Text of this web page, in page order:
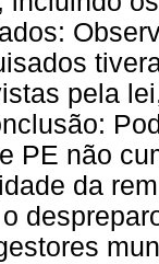
pela
PE não
da